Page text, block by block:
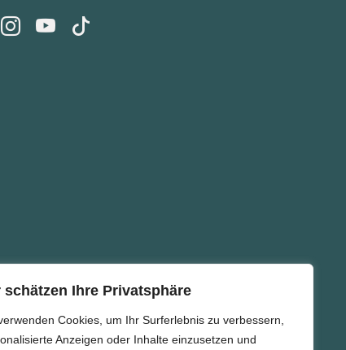
schätzen Ihre Privatsphäre
Cookies, um Ihr Surferlebnis zu verbessern,
Anzeigen oder Inhalte einzusetzen und